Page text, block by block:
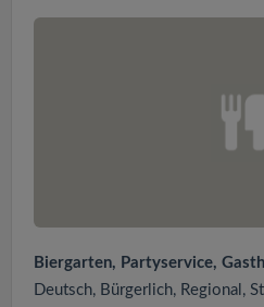
Biergarten, Partyservice,
Deutsch, Bürgerlich, Regional,